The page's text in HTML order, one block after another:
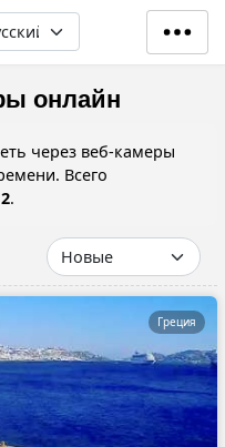
к основному
your language
онлайн
через веб-камеры
Всего
2.
Греция